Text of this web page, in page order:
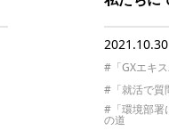
2021.10.30
#「GXエキ
#「就活で質
#「環境部署
の道